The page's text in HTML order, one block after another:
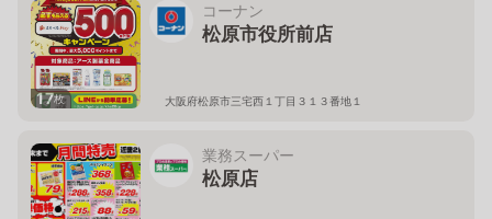
17枚
コーナン
松原市役所前店
大阪府松原市三宅西１丁目３１３番地１
業務スーパー
松原店